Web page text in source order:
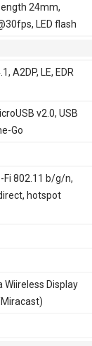
24mm,
LED flash
A2DP, LE, EDR
v2.0, USB
Go
Fi 802.11 b/g/n,
hotspot
Wiireless Display